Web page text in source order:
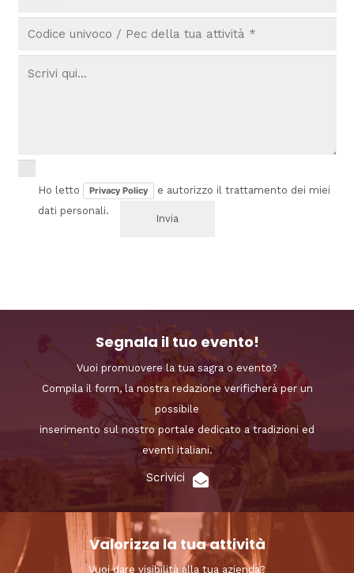
Ho letto Privacy Policy
e autorizzo il trattamento dei miei
dati personali.
Segnala il tuo evento!
Vuoi promuovere la tua sagra o evento?
Compila il form, la nostra redazione verificherà per un
possibile
inserimento sul nostro portale dedicato a tradizioni ed
eventi italiani.
Scrivici
Valorizza la tua attività
Vuoi dare visibilità alla tua azienda?